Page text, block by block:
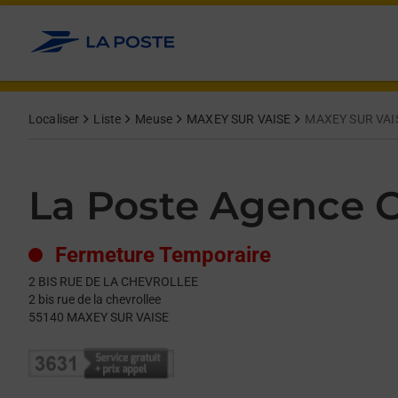
Allez au contenu
Localiser Liste Meuse MAXEY SUR VAISE MAXEY SUR
La Poste Agence
Fermeture Temporaire
2 BIS RUE DE LA CHEVROLLEE
2 bis rue de la chevrollee
55140 MAXEY SUR VAISE
Day of the WeekHours
Get directions to La Poste Agence Communale at 2 BIS RUE DE
lien s'ouvre dans un nouvel onglet